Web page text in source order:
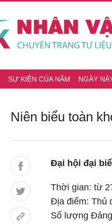
SỰ KIỆN CỦA NĂM NGÀY
Niên biểu toàn
Đại hội đại
Thời gian: từ
Địa điểm: Thủ
Số lượng